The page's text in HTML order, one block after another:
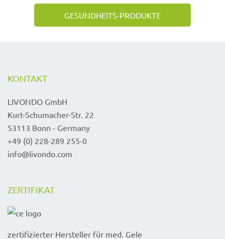
GESUNDHEITS-PRODUKTE
KONTAKT
LIVONDO GmbH
Kurt-Schumacher-Str. 22
53113 Bonn - Germany
+49 (0) 228-289 255-0
info@livondo.com
ZERTIFIKAT
zertifizierter Hersteller für med. Gele